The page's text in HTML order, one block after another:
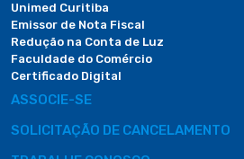
Unimed Curitiba
Emissor de Nota Fiscal
Redução na Conta de Luz
Faculdade do Comércio
Certificado Digital
ASSOCIE-SE
SOLICITAÇÃO DE CANCELAMENTO